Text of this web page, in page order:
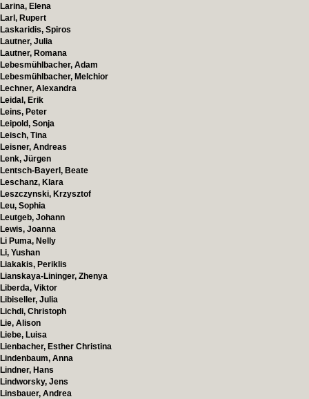
Larina, Elena
Larl, Rupert
Laskaridis, Spiros
Lautner, Julia
Lautner, Romana
Lebesmühlbacher, Adam
Lebesmühlbacher, Melchior
Lechner, Alexandra
Leidal, Erik
Leins, Peter
Leipold, Sonja
Leisch, Tina
Leisner, Andreas
Lenk, Jürgen
Lentsch-Bayerl, Beate
Leschanz, Klara
Leszczynski, Krzysztof
Leu, Sophia
Leutgeb, Johann
Lewis, Joanna
Li Puma, Nelly
Li, Yushan
Liakakis, Periklis
Lianskaya-Lininger, Zhenya
Liberda, Viktor
Libiseller, Julia
Lichdi, Christoph
Lie, Alison
Liebe, Luisa
Lienbacher, Esther Christina
Lindenbaum, Anna
Lindner, Hans
Lindworsky, Jens
Linsbauer, Andrea